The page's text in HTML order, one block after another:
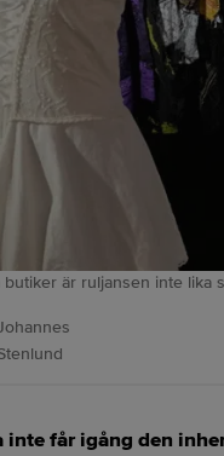
butiker är ruljansen inte lika
inte får igång den